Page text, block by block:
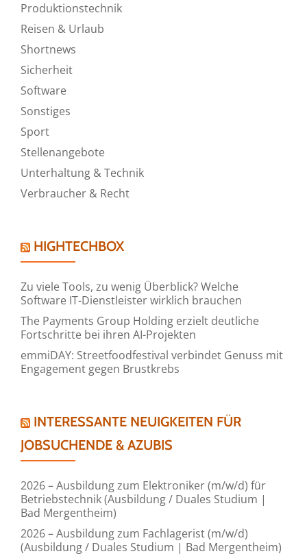
Produktionstechnik
Reisen & Urlaub
Shortnews
Sicherheit
Software
Sonstiges
Sport
Stellenangebote
Unterhaltung & Technik
Verbraucher & Recht
HIGHTECHBOX
Zu viele Tools, zu wenig Überblick? Welche
Software IT-Dienstleister wirklich brauchen
The Payments Group Holding erzielt deutliche
Fortschritte bei ihren AI-Projekten
emmiDAY: Streetfoodfestival verbindet Genuss mit
Engagement gegen Brustkrebs
INTERESSANTE NEUIGKEITEN FÜR
JOBSUCHENDE & AZUBIS
2026 – Ausbildung zum Elektroniker (m/w/d) für
Betriebstechnik (Ausbildung / Duales Studium |
Bad Mergentheim)
2026 – Ausbildung zum Fachlagerist (m/w/d)
(Ausbildung / Duales Studium | Bad Mergentheim)